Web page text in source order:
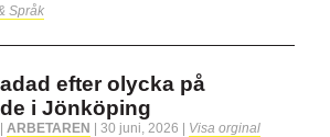
Språk
efter olycka på
i Jönköping
| ARBETAREN | 30 juni, 2026 | Visa orginal